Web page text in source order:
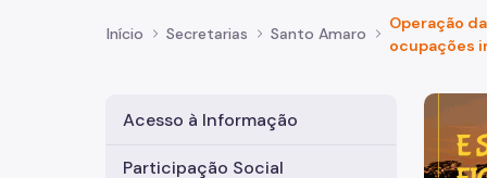
Início Secretarias Santo Amaro
Operação
ocupações
Acesso à Informação
Participação Social